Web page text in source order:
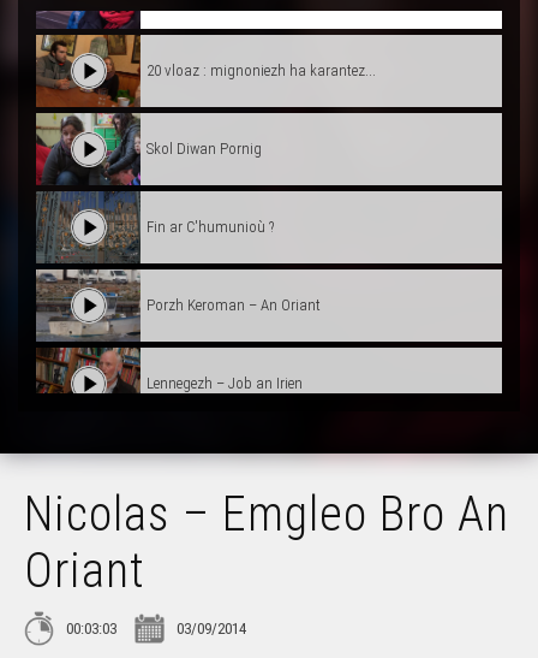
20 vloaz : mignoniezh ha karantez...
Skol Diwan Pornig
Fin ar C'humunioù ?
Porzh Keroman – An Oriant
Lennegezh – Job an Irien
Prientiñ ar Redadeg
Galloudoù lec'hel : hag an demokratelezh ?
Ti-Embann ar Skolioù
Nicolas – Emgleo Bro An
Oriant
00:03:03 03/09/2014